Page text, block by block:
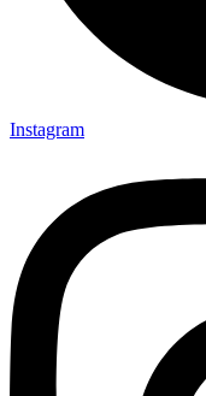
Instagram